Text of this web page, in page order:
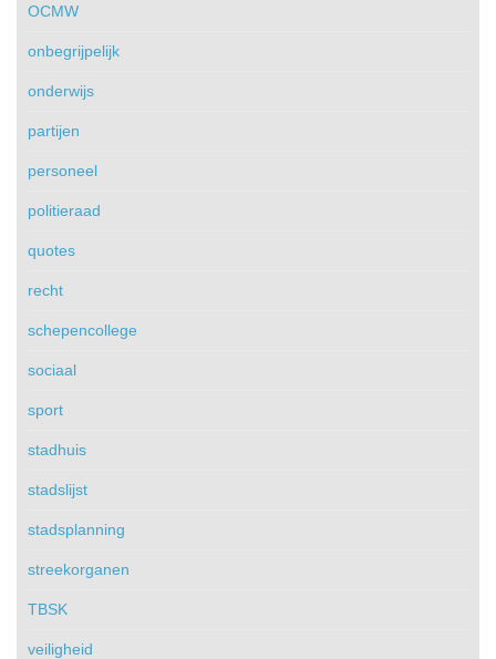
OCMW
onbegrijpelijk
onderwijs
partijen
personeel
politieraad
quotes
recht
schepencollege
sociaal
sport
stadhuis
stadslijst
stadsplanning
streekorganen
TBSK
veiligheid